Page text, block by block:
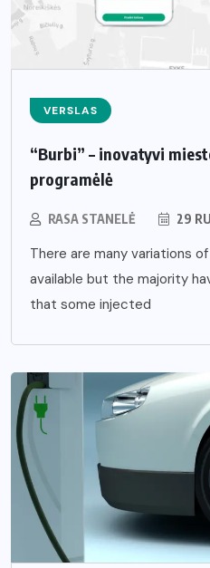
VERSLAS
“Burbi” – inovatyvi
programėlė
RASA STANELĖ 29
There are many variations
available but the majority
that some injected